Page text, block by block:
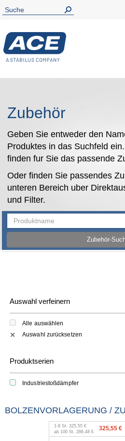
Zubehör
Geben Sie entweder den
Produktes in das Suchfeld
finden fur Sie das passende
Oder finden Sie passendes
unteren Bereich uber
und Filter.
Zubehör-
Auswahl verfeinern
Alle auswählen
✕ Auswahl zurücksetzen
Produktserien
Industriestoßdämpfer
BOLZENVORLAGERUNG /
1 -9 St. 325,55 €
ab 100 St. 286,48 € 325,55 €